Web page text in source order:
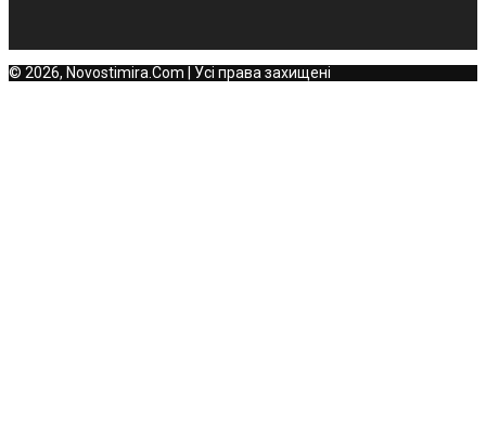
© 2026, Novostimira.Com | Усі права захищені